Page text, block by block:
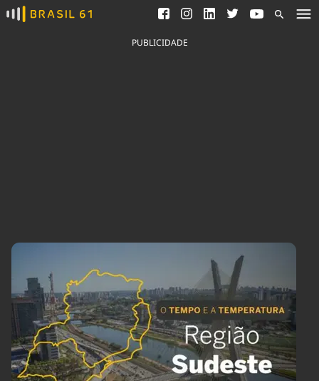
Ver todas as notícias
Saneamento
Indicadores
Brasil
Brasil Mineral
Ciência &
Tecnologia
Cinema
Cultura
Economia
Educação
Infraestrutura
Internacional
Meio Ambiente
Podcast
Política
Saúde
Tempo
PUBLICIDADE